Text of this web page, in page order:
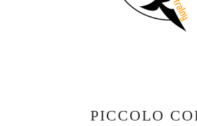
PICCOLO